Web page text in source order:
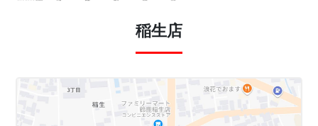
稲生店